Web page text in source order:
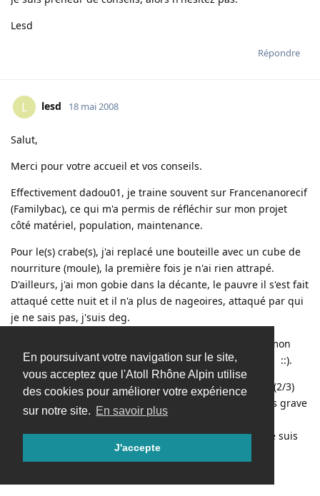
En poursuivant votre navigation sur le site,
vous acceptez que l'Atoll Rhône Alpin utilise
des cookies pour améliorer votre expérience
sur notre site. En savoir plus
J'accepte
Lesd
Répondre
L lesd 18 mai 2008
Salut,
Merci pour votre accueil et vos conseils.
Effectivement dadou01, je traine souvent sur Francenanorecif
(Familybac), ce qui m'a permis de réfléchir sur mon projet
côté matériel, population, maintenance.
Pour le(s) crabe(s), j'ai replacé une bouteille avec un cube de
nourriture (moule), la première fois je n'ai rien attrapé.
D'ailleurs, j'ai mon gobie dans la décante, le pauvre il s'est fait
attaqué cette nuit et il n'a plus de nageoires, attaqué par qui
je ne sais pas, j'suis deg.
Sinon, sur vos conseils je vais virer toutes les valonia, mon
pauvre globulus n'aura plus rien à se mettre sur le dos ::).
Pour le corail dur, effectivement il déploie des polypes (2/3)
sur env. 4 cm, mais pas d'autres coraux à côté donc pas grave
pour le moment, j'adore regarder les polypes avec le
brassage. :O-. (pour des échanges/dons de boutures je suis
ok, j'ai aussi des Zoanthus cf photo)